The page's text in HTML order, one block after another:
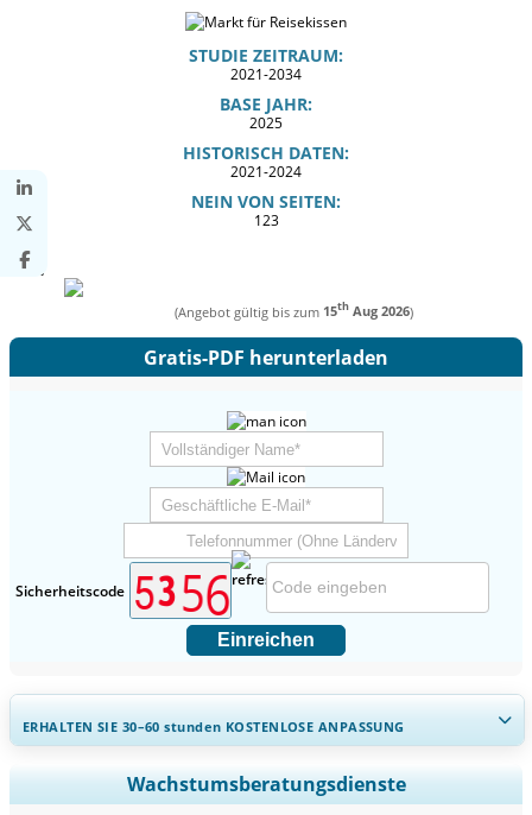
STUDIE ZEITRAUM:
2021-2034
BASE JAHR:
2025
HISTORISCH DATEN:
2021-2024
NEIN VON SEITEN:
123
(Angebot gültig bis zum 15thAug 2026)
Gratis-PDF herunterladen
Sicherheitscode
Einreichen
ERHALTEN SIE 30–60stunden KOSTENLOSE ANPASSUNG
Regionale und länderspezifische Abdeckung erweitern,
Segmentanalyse, Unternehmensprofile, Wettbewerbs-
Wachstumsberatungsdienste